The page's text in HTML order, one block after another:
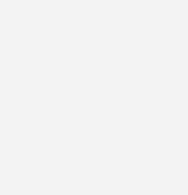
Automatisierung, treffen sich vom 25. bis 27.
der Automatisierungswelt. Einer der
bricht eine Lanze für mehr Sicherheit in